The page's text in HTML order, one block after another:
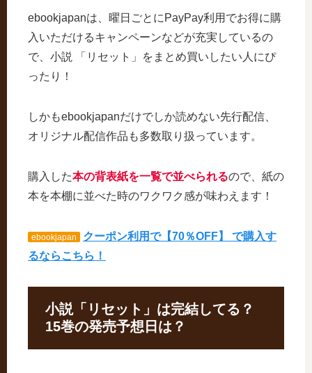
ebookjapanは、曜日ごとにPayPay利用でお得に購
入いただけるキャンペーンなどが充実しているの
で、小説 「リセット」をまとめ買いしたい人にぴ
ったり！
しかもebookjapanだけでしか読めない先行配信、
オリジナル配信作品も多数取り扱っています。
購入した本の背表紙を一覧で並べられるので、紙の
本を本棚に並べた時のワクワク感が味わえます！
ebookjapan
クーポン利用で【70％OFF】 で購入す
るならこちら！
小説「リセット」は完結してる？
15巻の発売予想日は？